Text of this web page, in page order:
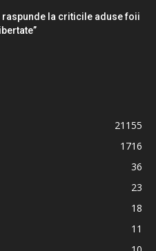
raspunde la criticile aduse foii
21155
1716
36
23
18
11